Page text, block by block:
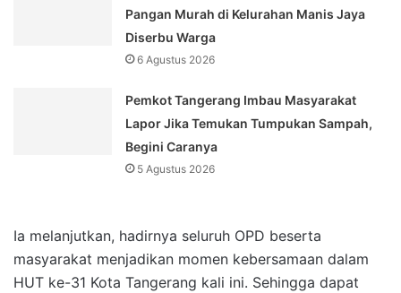
Pangan Murah di Kelurahan Manis Jaya
Diserbu Warga
6 Agustus 2026
Pemkot Tangerang Imbau Masyarakat
Lapor Jika Temukan Tumpukan Sampah,
Begini Caranya
5 Agustus 2026
Ia melanjutkan, hadirnya seluruh OPD beserta
masyarakat menjadikan momen kebersamaan dalam
HUT ke-31 Kota Tangerang kali ini. Sehingga dapat